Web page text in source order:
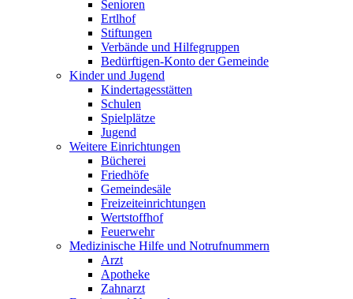
Senioren
Ertlhof
Stiftungen
Verbände und Hilfegruppen
Bedürftigen-Konto der Gemeinde
Kinder und Jugend
Kindertagesstätten
Schulen
Spielplätze
Jugend
Weitere Einrichtungen
Bücherei
Friedhöfe
Gemeindesäle
Freizeiteinrichtungen
Wertstoffhof
Feuerwehr
Medizinische Hilfe und Notrufnummern
Arzt
Apotheke
Zahnarzt